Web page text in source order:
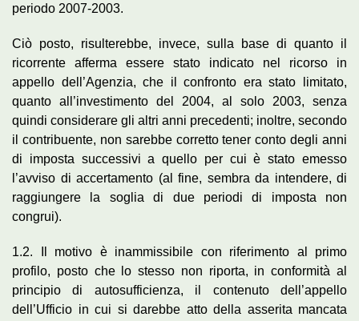
periodo 2007-2003.
Ciò posto, risulterebbe, invece, sulla base di quanto il
ricorrente afferma essere stato indicato nel ricorso in
appello dell’Agenzia, che il confronto era stato limitato,
quanto all’investimento del 2004, al solo 2003, senza
quindi considerare gli altri anni precedenti; inoltre, secondo
il contribuente, non sarebbe corretto tener conto degli anni
di imposta successivi a quello per cui è stato emesso
l’avviso di accertamento (al fine, sembra da intendere, di
raggiungere la soglia di due periodi di imposta non
congrui).
1.2. Il motivo è inammissibile con riferimento al primo
profilo, posto che lo stesso non riporta, in conformità al
principio di autosufficienza, il contenuto dell’appello
dell’Ufficio in cui si darebbe atto della asserita mancata